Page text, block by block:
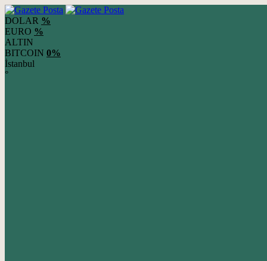
DOLAR %
EURO %
ALTIN
BITCOIN 0%
İstanbul
°